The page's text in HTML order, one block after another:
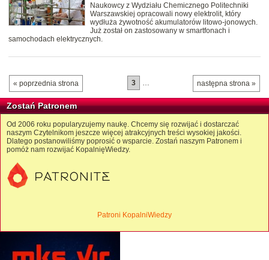
Naukowcy z Wydziału Chemicznego Politechniki
Warszawskiej opracowali nowy elektrolit, który
wydłuża żywotność akumulatorów litowo-jonowych.
Już został on zastosowany w smartfonach i
samochodach elektrycznych.
« poprzednia strona następna strona »
3 …
Zostań Patronem
Od 2006 roku popularyzujemy naukę. Chcemy się rozwijać i dostarczać
naszym Czytelnikom jeszcze więcej atrakcyjnych treści wysokiej jakości.
Dlatego postanowiliśmy poprosić o wsparcie. Zostań naszym Patronem i
pomóż nam rozwijać KopalnięWiedzy.
Patroni KopalniWiedzy